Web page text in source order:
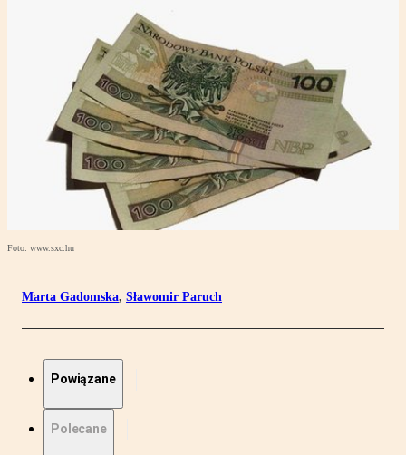
Foto: www.sxc.hu
Marta Gadomska, Sławomir Paruch
Powiązane
Polecane